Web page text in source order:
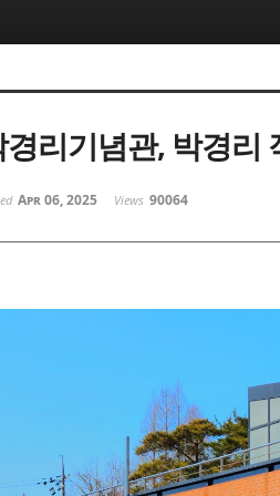
리기념관, 박경리
Apr 06, 2025 Views 90064